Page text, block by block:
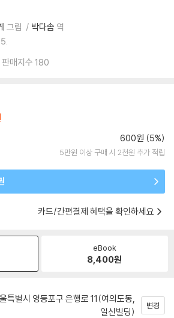
그림 박다솜 역
판매지수 180
600원 (5%)
5만원 이상 구매 시 2천원 추가 적립
카드/간편결제 혜택을 확인하세요
eBook
8,400원
특별시 영등포구 은행로 11(여의도동,
일신빌딩)
변경